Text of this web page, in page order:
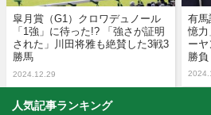
皐月賞（G1）クロワデュノール
「1強」に待った!? 「強さが証明
された」川田将雅も絶賛した3戦3
勝馬
2024.12.29
有馬
憶
ー
勝負
人気記事ランキング